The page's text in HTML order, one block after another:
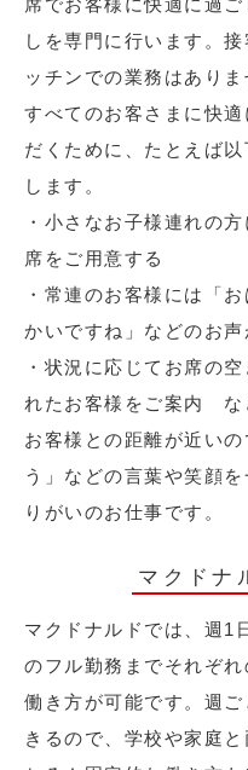
席でお客様に快適に過
しを専門に行います。
ッチンでの業務はありま
すべてのお客さまに快
だくために、たとえば
します。
・小さなお子様連れの
席をご用意する
・常連のお客様には「
かいですね」などのお声
・状況に応じてお席の
れたお客様をご案内 な
お客様との距離が近い
う」などの言葉や笑顔
りがいのお仕事です。
マクドナ
マクドナルドでは、週1
のフル勤務までそれぞ
働き方が可能です。週
きるので、学校や家庭